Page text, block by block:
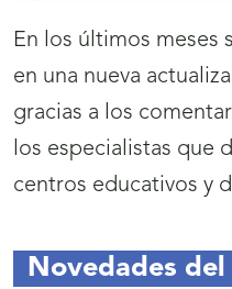
En los últimos meses
en una nueva
gracias a los
los especialistas que
centros educativos y
Novedades